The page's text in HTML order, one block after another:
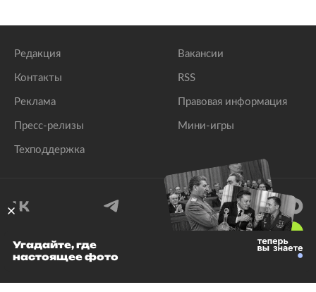
Редакция
Контакты
Реклама
Пресс-релизы
Техподдержка
Вакансии
RSS
Правовая информация
Мини-игры
© 1999–2026 Все права защищены.
Угадайте, где
настоящее фото